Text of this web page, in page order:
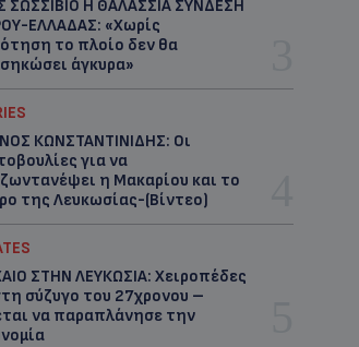
ΣΩΣΣΙΒΙΟ Η ΘΑΛΑΣΣΙΑ ΣΥΝΔΕΣΗ
ΕΛΛΑΔΑΣ: «Χωρίς
το πλοίο δεν θα
άγκυρα»
ΚΩΝΣΤΑΝΤΙΝΙΔΗΣ: Οι
για να
η Μακαρίου και το
της Λευκωσίας-(Βίντεο)
ΣΤΗΝ ΛΕΥΚΩΣΙΑ: Χειροπέδες
σύζυγο του 27χρονου –
να παραπλάνησε την